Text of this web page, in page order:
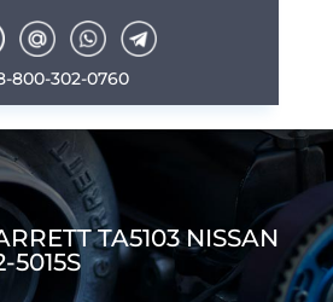
800-302-0760
TA5103 NISSAN
5015S